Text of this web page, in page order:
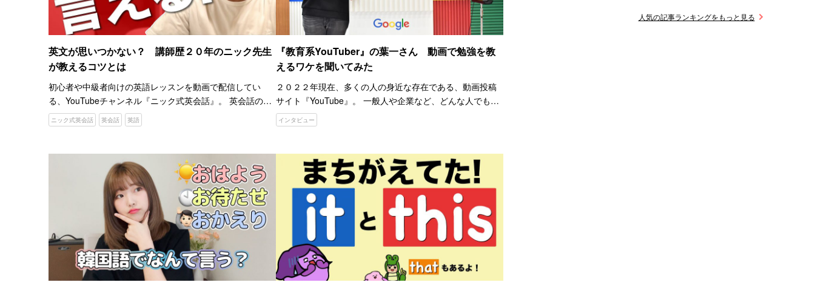
英文が思いつかない？ 講師歴２０年のニック先生
が教えるコツとは
初心者や中級者向けの英語レッスンを動画で配信してい
る、YouTubeチャンネル『ニック式英会話』。 英会話のコ
ツ、言語を習得するコツ、英語が聞き取れるコツなどを紹
介しています。 英語を教えてくれるのは、日本で２０年以
ニック式英会話 英会話 英語
『教育系YouTuber』の葉一さん 動画で勉強を教
えるワケを聞いてみた
２０２２年現在、多くの人の身近な存在である、動画投稿
サイト『YouTube』。 一般人や企業など、どんな人でも投
稿、視聴ができるとあって、利用している人は多いでしょ
う。 そんなYouTubeが近年、教育のツールとしても注…
インタビュー
人気の記事ランキングをもっと見る